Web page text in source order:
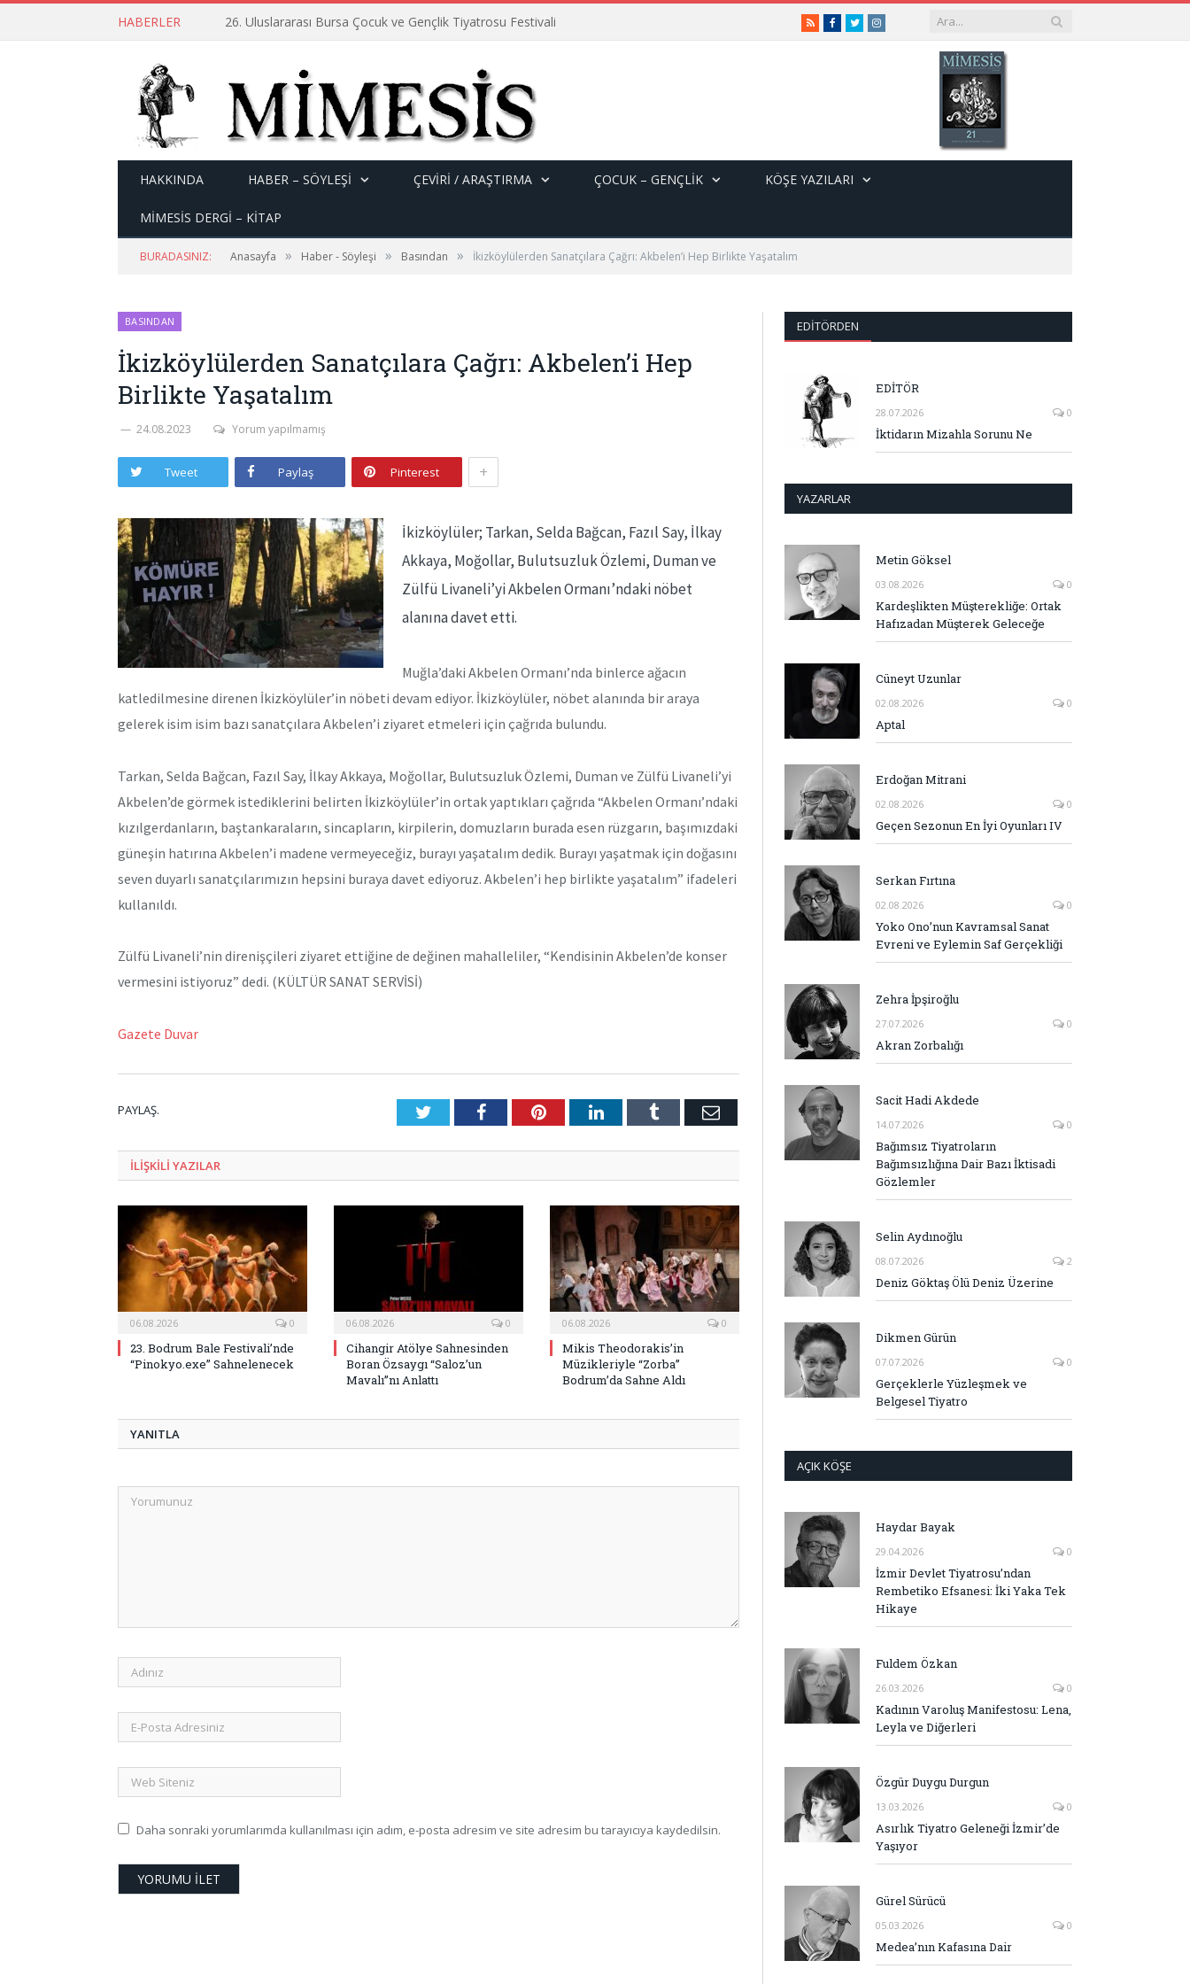
HABERLER 26. Uluslararası Bursa Çocuk ve Gençlik Tiyatrosu Festivali RSSFacebook
TwitterInstagram
HAKKINDA HABER – SÖYLEŞI ÇEVİRİ / ARAŞTIRMA ÇOCUK – GENÇLIK KÖŞE YAZILARI
MİMESİS DERGİ – KİTAP
BURADASINIZ: Anasayfa » Haber - Söyleşi » Basından » İkizköylülerden Sanatçılara Çağrı: Akbelen’i Hep Birlikte Yaşatalım
BASINDAN
İkizköylülerden Sanatçılara Çağrı: Akbelen’i Hep
Birlikte Yaşatalım
24.08.2023 Yorum yapılmamış
Tweet Paylaş Pinterest +
İkizköylüler; Tarkan, Selda Bağcan, Fazıl Say, İlkay
Akkaya, Moğollar, Bulutsuzluk Özlemi, Duman ve
Zülfü Livaneli’yi Akbelen Ormanı’ndaki nöbet
alanına davet etti.
Muğla’daki Akbelen Ormanı’nda binlerce ağacın
katledilmesine direnen İkizköylüler’in nöbeti devam ediyor. İkizköylüler, nöbet alanında bir araya
gelerek isim isim bazı sanatçılara Akbelen’i ziyaret etmeleri için çağrıda bulundu.
Tarkan, Selda Bağcan, Fazıl Say, İlkay Akkaya, Moğollar, Bulutsuzluk Özlemi, Duman ve Zülfü Livaneli’yi
Akbelen’de görmek istediklerini belirten İkizköylüler’in ortak yaptıkları çağrıda “Akbelen Ormanı’ndaki
kızılgerdanların, baştankaraların, sincapların, kirpilerin, domuzların burada esen rüzgarın, başımızdaki
güneşin hatırına Akbelen’i madene vermeyeceğiz, burayı yaşatalım dedik. Burayı yaşatmak için doğasını
seven duyarlı sanatçılarımızın hepsini buraya davet ediyoruz. Akbelen’i hep birlikte yaşatalım” ifadeleri
kullanıldı.
Zülfü Livaneli’nin direnişçileri ziyaret ettiğine de değinen mahalleliler, “Kendisinin Akbelen’de konser
vermesini istiyoruz” dedi. (KÜLTÜR SANAT SERVİSİ)
Gazete Duvar
PAYLAŞ. TwitterFacebookPinterestLinkedInTumblr E-
ILIŞKILI YAZILAR
06.08.2026 0
23. Bodrum Bale Festivali’nde
“Pinokyo.exe” Sahnelenecek
06.08.2026 0
Cihangir Atölye Sahnesinden
Boran Özsaygı “Saloz’un
Mavalı”nı Anlattı
06.08.2026 0
Mikis Theodorakis’in
Müzikleriyle “Zorba”
Bodrum’da Sahne Aldı
YANITLA
Daha sonraki yorumlarımda kullanılması için adım, e-posta adresim ve site adresim bu tarayıcıya kaydedilsin.
EDITÖRDEN
EDİTÖR
28.07.2026 0
İktidarın Mizahla Sorunu Ne
YAZARLAR
Metin Göksel
03.08.2026 0
Kardeşlikten Müşterekliğe: Ortak
Hafızadan Müşterek Geleceğe
Cüneyt Uzunlar
02.08.2026 0
Aptal
Erdoğan Mitrani
02.08.2026 0
Geçen Sezonun En İyi Oyunları IV
Serkan Fırtına
02.08.2026 0
Yoko Ono’nun Kavramsal Sanat
Evreni ve Eylemin Saf Gerçekliği
Zehra İpşiroğlu
27.07.2026 0
Akran Zorbalığı
Sacit Hadi Akdede
14.07.2026 0
Bağımsız Tiyatroların
Bağımsızlığına Dair Bazı İktisadi
Gözlemler
Selin Aydınoğlu
08.07.2026 2
Deniz Göktaş Ölü Deniz Üzerine
Dikmen Gürün
07.07.2026 0
Gerçeklerle Yüzleşmek ve
Belgesel Tiyatro
AÇIK KÖŞE
Haydar Bayak
29.04.2026 0
İzmir Devlet Tiyatrosu’ndan
Rembetiko Efsanesi: İki Yaka Tek
Hikaye
Fuldem Özkan
26.03.2026 0
Kadının Varoluş Manifestosu: Lena,
Leyla ve Diğerleri
Özgür Duygu Durgun
13.03.2026 0
Asırlık Tiyatro Geleneği İzmir’de
Yaşıyor
Gürel Sürücü
05.03.2026 0
Medea’nın Kafasına Dair